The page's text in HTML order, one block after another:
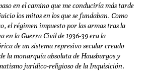
en el camino que me conduciría más tarde
los mitos en los que se fundaban. Como
el régimen impuesto por las armas tras la
en la Guerra Civil de 1936-39 era la
de un sistema represivo secular creado
la monarquía absoluta de Hausburgos y
jurídico-religioso de la Inquisición.